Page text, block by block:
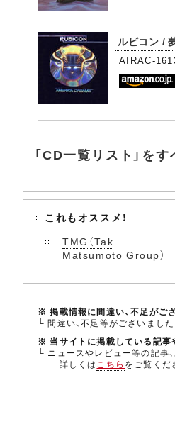
ルビコン /
AIRAC-
「CD一覧リスト」を
これもオススメ！
TMG（Tak
Matsumoto Group）
※ 掲載情報に間違い、不足がご
└ 間違い、不足等がございました
※ 当サイトに掲載している記事
└ ニュースやレビュー等の記事
詳しくはこちら をご覧くだ